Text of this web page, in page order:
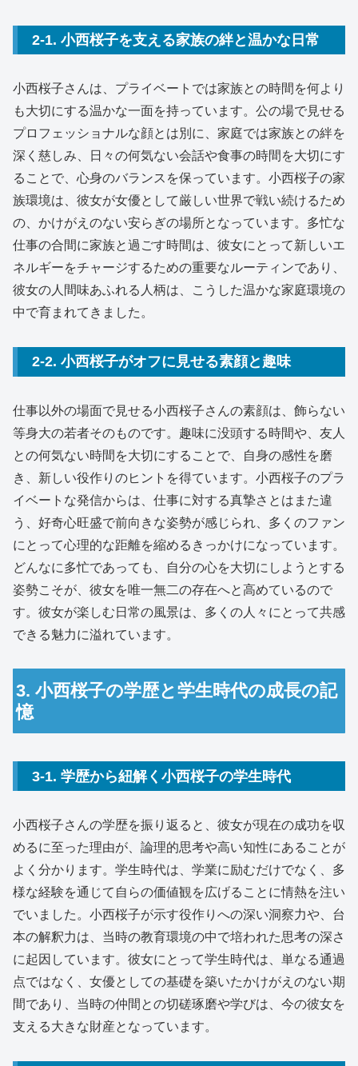
2-1. 小西桜子を支える家族の絆と温かな日常
小西桜子さんは、プライベートでは家族との時間を何より
も大切にする温かな一面を持っています。公の場で見せる
プロフェッショナルな顔とは別に、家庭では家族との絆を
深く慈しみ、日々の何気ない会話や食事の時間を大切にす
ることで、心身のバランスを保っています。小西桜子の家
族環境は、彼女が女優として厳しい世界で戦い続けるため
の、かけがえのない安らぎの場所となっています。多忙な
仕事の合間に家族と過ごす時間は、彼女にとって新しいエ
ネルギーをチャージするための重要なルーティンであり、
彼女の人間味あふれる人柄は、こうした温かな家庭環境の
中で育まれてきました。
2-2. 小西桜子がオフに見せる素顔と趣味
仕事以外の場面で見せる小西桜子さんの素顔は、飾らない
等身大の若者そのものです。趣味に没頭する時間や、友人
との何気ない時間を大切にすることで、自身の感性を磨
き、新しい役作りのヒントを得ています。小西桜子のプラ
イベートな発信からは、仕事に対する真摯さとはまた違
う、好奇心旺盛で前向きな姿勢が感じられ、多くのファン
にとって心理的な距離を縮めるきっかけになっています。
どんなに多忙であっても、自分の心を大切にしようとする
姿勢こそが、彼女を唯一無二の存在へと高めているので
す。彼女が楽しむ日常の風景は、多くの人々にとって共感
できる魅力に溢れています。
3. 小西桜子の学歴と学生時代の成長の記
憶
3-1. 学歴から紐解く小西桜子の学生時代
小西桜子さんの学歴を振り返ると、彼女が現在の成功を収
めるに至った理由が、論理的思考や高い知性にあることが
よく分かります。学生時代は、学業に励むだけでなく、多
様な経験を通じて自らの価値観を広げることに情熱を注い
でいました。小西桜子が示す役作りへの深い洞察力や、台
本の解釈力は、当時の教育環境の中で培われた思考の深さ
に起因しています。彼女にとって学生時代は、単なる通過
点ではなく、女優としての基礎を築いたかけがえのない期
間であり、当時の仲間との切磋琢磨や学びは、今の彼女を
支える大きな財産となっています。